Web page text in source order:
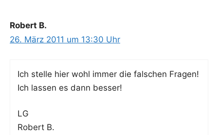
Robert B.
26. März 2011 um 13:30 Uhr
Ich stel­le hier wohl immer die fal­schen Fragen!
Ich las­sen es dann besser!
LG
Robert B.